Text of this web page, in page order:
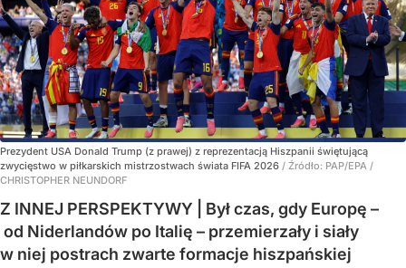
Prezydent USA Donald Trump (z prawej) z reprezentacją Hiszpanii świętującą
zwycięstwo w piłkarskich mistrzostwach świata FIFA 2026 / Źródło: PAP/EPA /
CHRISTOPHER NEUNDORF
Z INNEJ PERSPEKTYWY | Był czas, gdy Europę –
od Niderlandów po Italię – przemierzały i siały
w niej postrach zwarte formacje hiszpańskiej